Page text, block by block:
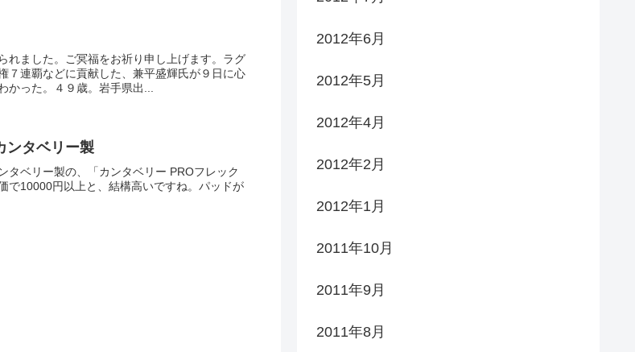
れました。ご冥福をお祈り申し上げます。ラグ
７連覇などに貢献した、兼平盛輝氏が９日に心
った。４９歳。岩手県出...
ンタベリー製
タベリー製の、「カンタベリー PROフレック
で10000円以上と、結構高いですね。パッドが
2012年6月
2012年5月
2012年4月
2012年2月
2012年1月
2011年10月
2011年9月
2011年8月